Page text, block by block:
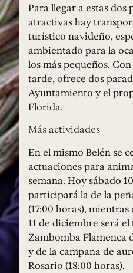
Para llegar a estas dos
atractivas hay
turístico navideño,
ambientado para la
los más pequeños.
tarde, ofrece dos
Ayuntamiento y el
Florida.
Más actividades
En el mismo Belén se
actuaciones para
semana. Hoy sábado
participará la de la
(17:00 horas),
11 de diciembre será
Zambomba Flamenca
y de la campana de
Rosario (18:00 horas).